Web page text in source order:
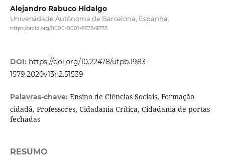
Alejandro Rabuco Hidalgo
Universidade Autônoma de Barcelona, Espanha.
https://orcid.org/0000-0001-6678-9778
DOI: https://doi.org/10.22478/ufpb.1983-
1579.2020v13n2.51539
Palavras-chave: Ensino de Ciências Sociais, Formação
cidadã, Professores, Cidadania Crítica, Cidadania de portas
fechadas
RESUMO